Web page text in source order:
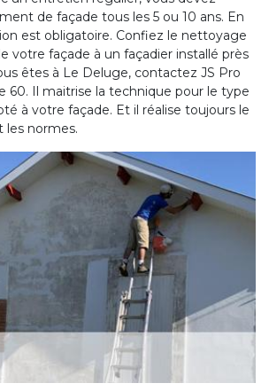
de façade tous les 5 ou 10 ans. En
est obligatoire. Confiez le nettoyage
votre façade à un façadier installé près
êtes à Le Deluge, contactez JS Pro
60. Il maitrise la technique pour le type
à votre façade. Et il réalise toujours le
les normes.